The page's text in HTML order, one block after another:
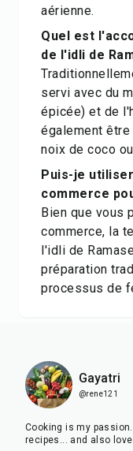
aérienne.
Quel est
de l'idli de
servi avec du
épicée) et de
également
noix de coco
Puis-je
commerce
Bien que vous
commerce, la
l'idli de
préparation
processus de
Gayatri
@rene121
Cooking is my
recipes... and also